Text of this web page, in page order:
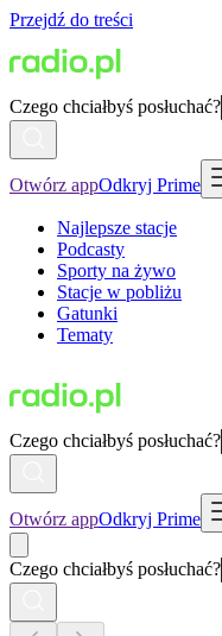
Przejdź do treści
Czego chciałbyś posłuchać?
Otwórz appOdkryj Prime
Najlepsze stacje
Podcasty
Sporty na żywo
Stacje w pobliżu
Gatunki
Tematy
Czego chciałbyś posłuchać?
Otwórz appOdkryj Prime
Czego chciałbyś posłuchać?